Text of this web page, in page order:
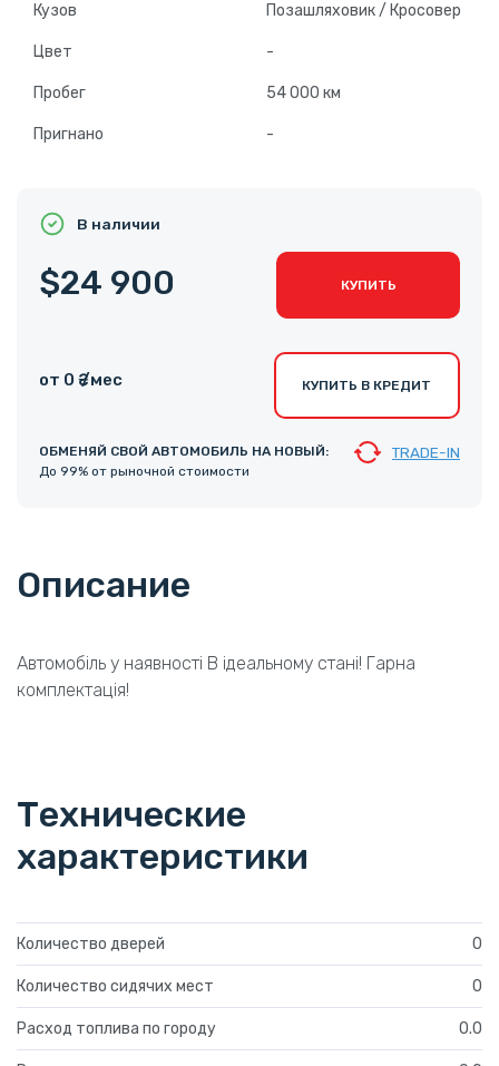
Кузов Позашляховик / Кросовер
Цвет -
Пробег 54 000 км
Пригнано -
В наличии
$24 900 КУПИТЬ
от 0 ₴ /мес КУПИТЬ В КРЕДИТ
ОБМЕНЯЙ СВОЙ АВТОМОБИЛЬ НА НОВЫЙ:
До 99% от рыночной стоимости
TRADE-IN
Технические
характеристики
Количество дверей 0
Количество сидячих мест 0
Расход топлива по городу 0.0
Описание
Автомобіль у наявності В ідеальному стані! Гарна
комплектація!